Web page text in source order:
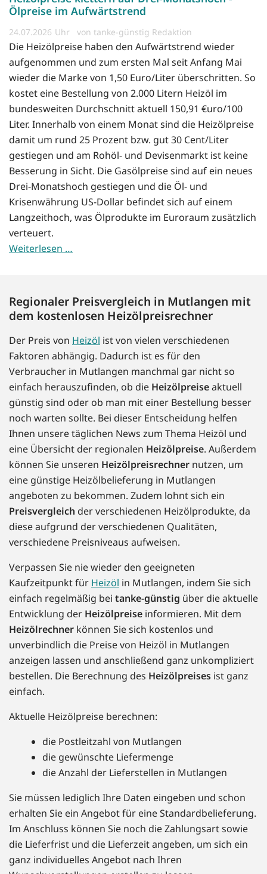
Ölpreise im Aufwärtstrend
24.07.2026 von tanke-günstig Redaktion
Die Heizölpreise haben den Aufwärtstrend wieder
aufgenommen und zum ersten Mal seit Anfang Mai
wieder die Marke von 1,50 Euro/Liter überschritten. So
kostet eine Bestellung von 2.000 Litern Heizöl im
bundesweiten Durchschnitt aktuell 150,91 €uro/100
Liter. Innerhalb von einem Monat sind die Heizölpreise
damit um rund 25 Prozent bzw. gut 30 Cent/Liter
gestiegen und am Rohöl- und Devisenmarkt ist keine
Besserung in Sicht. Die Gasölpreise sind auf ein neues
Drei-Monatshoch gestiegen und die Öl- und
Krisenwährung US-Dollar befindet sich auf einem
Langzeithoch, was Ölprodukte im Euroraum zusätzlich
verteuert.
Weiterlesen …
Regionaler Preisvergleich in Mutlangen mit
dem kostenlosen Heizölpreisrechner
Der Preis von Heizöl ist von vielen verschiedenen
Faktoren abhängig. Dadurch ist es für den
Verbraucher in Mutlangen manchmal gar nicht so
einfach herauszufinden, ob die Heizölpreiseaktuell
günstig sind oder ob man mit einer Bestellung besser
noch warten sollte. Bei dieser Entscheidung helfen
Ihnen unsere täglichen News zum Thema Heizöl und
eine Übersicht der regionalen Heizölpreise. Außerdem
können Sie unseren Heizölpreisrechner nutzen, um
eine günstige Heizölbelieferung in Mutlangen
angeboten zu bekommen. Zudem lohnt sich ein
Preisvergleich der verschiedenen Heizölprodukte, da
diese aufgrund der verschiedenen Qualitäten,
verschiedene Preisniveaus aufweisen.
Verpassen Sie nie wieder den geeigneten
Kaufzeitpunkt für Heizöl in Mutlangen, indem Sie sich
einfach regelmäßig bei tanke-günstig über die aktuelle
Entwicklung der Heizölpreise informieren. Mit dem
Heizölrechner können Sie sich kostenlos und
unverbindlich die Preise von Heizöl in Mutlangen
anzeigen lassen und anschließend ganz unkompliziert
bestellen. Die Berechnung des Heizölpreises ist ganz
einfach.
Aktuelle Heizölpreise berechnen:
die Postleitzahl von Mutlangen
die gewünschte Liefermenge
die Anzahl der Lieferstellen in Mutlangen
Sie müssen lediglich Ihre Daten eingeben und schon
erhalten Sie ein Angebot für eine Standardbelieferung.
Im Anschluss können Sie noch die Zahlungsart sowie
die Lieferfrist und die Lieferzeit angeben, um sich ein
ganz individuelles Angebot nach Ihren